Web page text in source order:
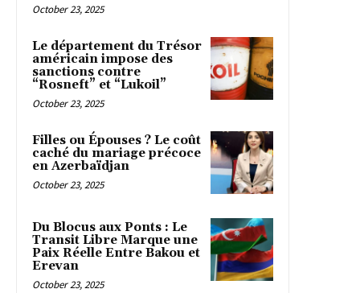
October 23, 2025
Le département du Trésor
américain impose des
sanctions contre
“Rosneft” et “Lukoil”
October 23, 2025
Filles ou Épouses ? Le coût
caché du mariage précoce
en Azerbaïdjan
October 23, 2025
Du Blocus aux Ponts : Le
Transit Libre Marque une
Paix Réelle Entre Bakou et
Erevan
October 23, 2025